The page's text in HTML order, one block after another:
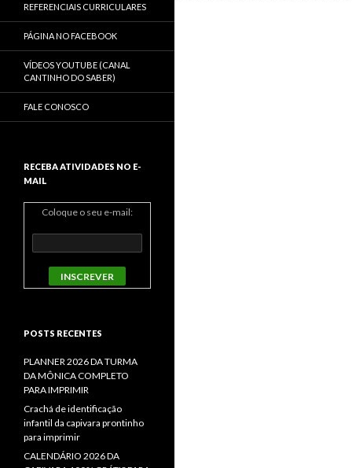
REFERENCIAIS CURRICULARES
PÁGINA NO FACEBOOK
VÍDEOS YOUTUBE (CANAL
CANTINHO DO SABER)
FALE CONOSCO
RECEBA ATIVIDADES NO E-
MAIL
Coloque o seu e-mail:
POSTS RECENTES
PLANNER 2026 DA TURMA
DA MÔNICA COMPLETO
PARA IMPRIMIR
Crachá de identificação
infantil da capivara prontinho
para imprimir
CALENDÁRIO 2026 DA